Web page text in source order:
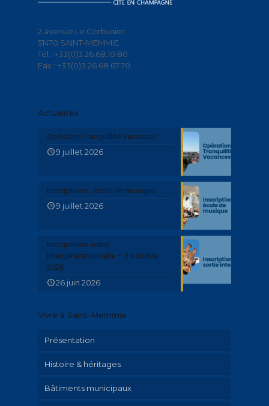
2 avenue Le Corbusier
51470 SAINT-MEMMIE
Tél.: +33(0)3.26.68.10.80
Fax : +33(0)3.26.68.67.70
Actualités
Opération Tranquillité Vacances
9 juillet 2026
Inscriptions : école de musique
9 juillet 2026
Inscriptions sortie
intergénérationnelle – 3 octobre
2026
26 juin 2026
Vivre à Saint-Memmie
Présentation
Histoire & héritages
Patrimoine
Bâtiments municipaux